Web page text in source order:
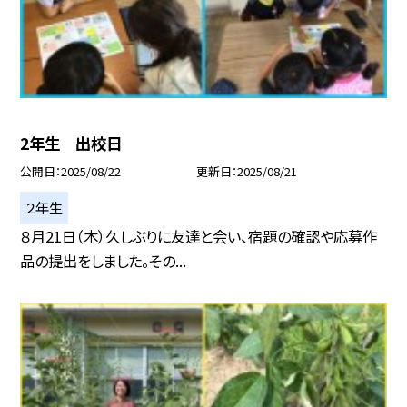
2年生 出校日
公開日 2025/08/22 更新日 2025/08/21
２年生
８月21日（木）久しぶりに友達と会い、宿題の確認や応募作
品の提出をしました。その...